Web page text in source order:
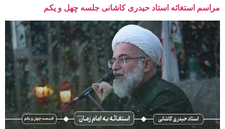
مراسم استغاثه استاد حیدری کاشانی جلسه چهل و یکم